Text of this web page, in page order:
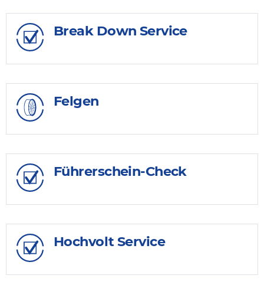
Break Down Service
Felgen
Führerschein-Check
Hochvolt Service